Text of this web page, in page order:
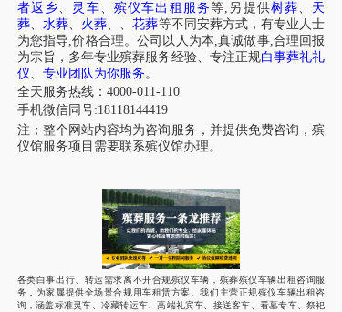
者返乡、 灵车、 殡仪车出租服务等,另提供树葬、 天
葬、 水葬、 火葬、 、花葬等不同安葬方式，有专业人士
为您指导,价格合理。公司以人为本,真诚做事,合理回报
为宗旨，多年专业殡葬服务经验、专注正规白事葬礼礼
仪、 专业团队为你服务。
全天服务热线：4000-011-110
手机微信同号:18118144419
注；整个网站内容均为咨询服务，并提供免费咨询，殡
仪馆服务项目需要联系殡仪馆办理。
各类白事出行、转运需求离不开合规殡仪车辆，殡葬殡仪车辆出租咨询服
务，为家属提供全场景合规用车租赁方案。我们主营正规殡仪车辆出租咨
询，涵盖标准灵车、冷藏转运车、高端礼宾车、接送客车、看墓专车、祭祀